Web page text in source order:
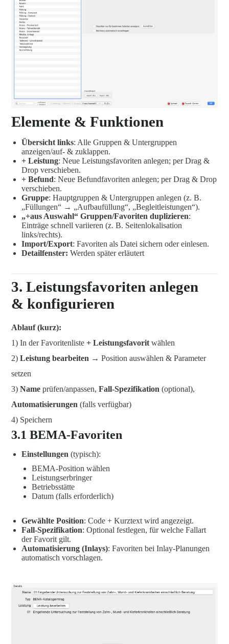
Elemente & Funktionen
Übersicht links: Alle Gruppen & Untergruppen
anzeigen/auf- & zuklappen.
+ Leistung: Neue Leistungsfavoriten anlegen; per Drag &
Drop verschieben.
+ Befund: Neue Befundfavoriten anlegen; per Drag & Drop
verschieben.
Gruppe: Hauptgruppen & Untergruppen anlegen (z. B.
„Füllungen“ → „Aufbaufüllung“, „Begleitleistungen“).
„+aus Auswahl“ Gruppen/Favoriten duplizieren:
Einträge schnell variieren (z. B. Seitenlokalisation
links/rechts).
Import/Export: Favoriten als Datei sichern oder einlesen.
Detailfenster: Werden später erläutert
3. Leistungsfavoriten anlegen
& konfigurieren
Ablauf (kurz):
1) In der Favoritenliste + Leistungsfavorit wählen
2) Leistung bearbeiten → Position auswählen & Parameter
setzen
3) Name prüfen/anpassen, Fall-Spezifikation (optional),
Automatisierungen (falls verfügbar)
4) Speichern
3.1 BEMA-Favoriten
Einstellungen (typisch):
BEMA-Position wählen
Leistungserbringer
Betriebsstätte
Datum (falls erforderlich)
Gewählte Position: Code + Kurztext wird angezeigt.
Fall-Spezifikation: Optional festlegen, für welche Fallart
der Favorit gilt.
Automatisierung (Inlays): Favoriten bei Inlay-Planungen
automatisch vorschlagen.